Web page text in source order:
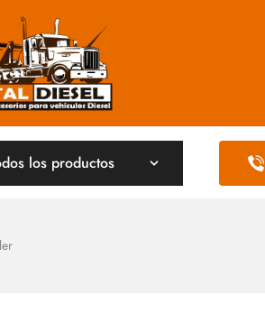
los productos